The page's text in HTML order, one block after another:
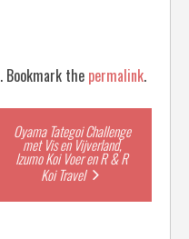
. Bookmark the permalink.
Oyama Tategoi Challenge
met Vis en Vijverland,
Izumo Koi Voer en R & R
Koi Travel